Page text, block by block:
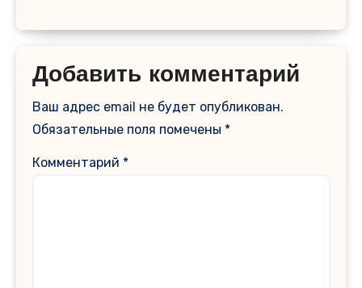
Добавить комментарий
Ваш адрес email не будет опубликован.
Обязательные поля помечены *
Комментарий *